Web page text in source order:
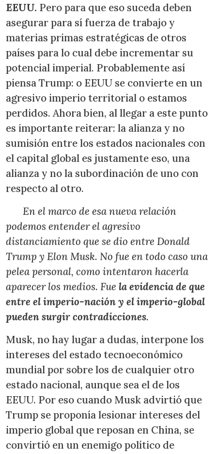
EEUU. Pero para que eso suceda deben
asegurar para sí fuerza de trabajo y
materias primas estratégicas de otros
países para lo cual debe incrementar su
potencial imperial. Probablemente así
piensa Trump: o EEUU se convierte en un
agresivo imperio territorial o estamos
perdidos. Ahora bien, al llegar a este punto
es importante reiterar: la alianza y no
sumisión entre los estados nacionales con
el capital global es justamente eso, una
alianza y no la subordinación de uno con
respecto al otro.
En el marco de esa nueva relación
podemos entender el agresivo
distanciamiento que se dio entre Donald
Trump y Elon Musk. No fue en todo caso una
pelea personal, como intentaron hacerla
aparecer los medios. Fue la evidencia de que
entre el imperio-nación y el imperio-global
pueden surgir contradicciones.
Musk, no hay lugar a dudas, interpone los
intereses del estado tecnoeconómico
mundial por sobre los de cualquier otro
estado nacional, aunque sea el de los
EEUU. Por eso cuando Musk advirtió que
Trump se proponía lesionar intereses del
imperio global que reposan en China, se
convirtió en un enemigo político de